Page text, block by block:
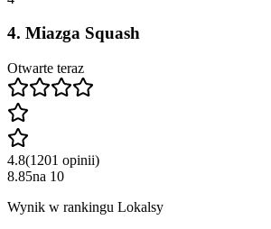
4. Miazga Squash
Otwarte teraz
4.8(1201 opinii)
8.85na 10
Wynik w rankingu Lokalsy